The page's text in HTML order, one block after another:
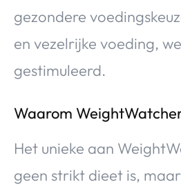
gezondere
en vezelrijke voeding,
gestimuleerd.
Waarom
Het unieke aan
geen strikt dieet is,